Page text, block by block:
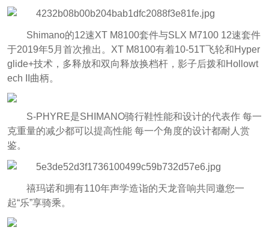
Shimano的12速XT M8100套件与SLX M7100 12速套件
于2019年5月首次推出。XT M8100有着10-51T飞轮和Hyper
glide+技术，多释放和双向释放换档杆，影子后拨和Hollowt
ech II曲柄。
S-PHYRE是SHIMANO骑行鞋性能和设计的代表作 每一
克重量的减少都可以提高性能 每一个角度的设计都耐人赏
鉴。
禧玛诺和拥有110年声学造诣的天龙音响共同邀您一
起“乐”享骑乘。